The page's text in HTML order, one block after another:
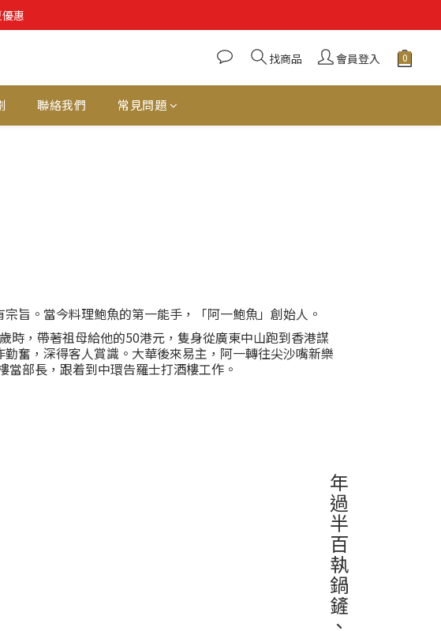
惠
找商品 會員登入
聯絡我們 常見問題
旨。當今料理鮑魚的第一能手，「阿一鮑魚」創始人。
時，帶著祖母給他的50港元，隻身從廣東中山跑到香港謀
奮，深得客人賞識。大華後來易主，阿一轉往尖沙嘴新樂
部長，跟着到中環告羅士打酒樓工作。
年
過
半
百
執
鍋
鏟
、